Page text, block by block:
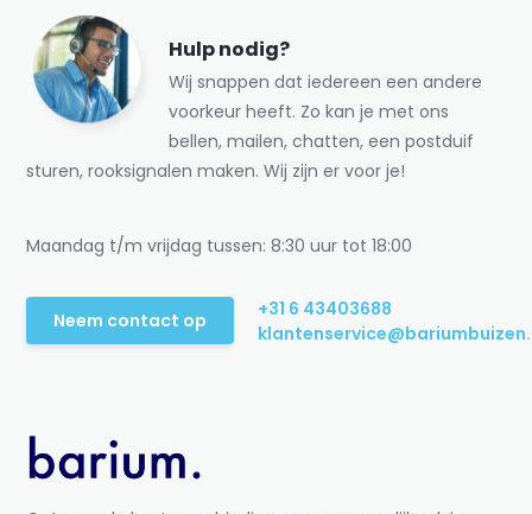
Hulp nodig?
Wij snappen dat iedereen een andere
voorkeur heeft. Zo kan je met ons
bellen, mailen, chatten, een postduif
sturen, rooksignalen maken. Wij zijn er voor je!
Maandag t/m vrijdag tussen: 8:30 uur tot 18:00
Neem contact op
+31 6 43403688